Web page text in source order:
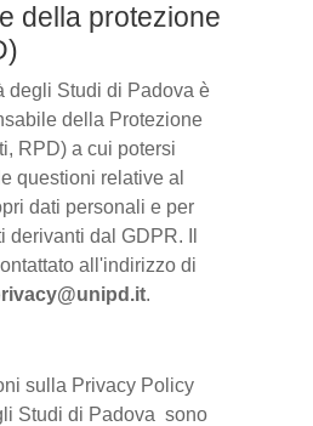
della protezione
degli Studi di Padova è
della Protezione
RPD) a cui potersi
questioni relative al
dati personali e per
derivanti dal GDPR. Il
all'indirizzo di
.
sulla Privacy Policy
Studi di Padova sono